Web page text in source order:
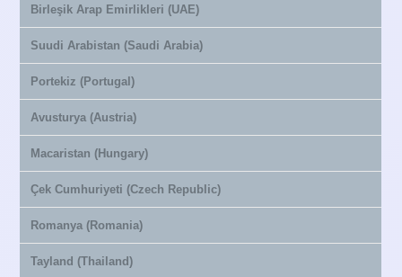
Birleşik Arap Emirlikleri (UAE)
Suudi Arabistan (Saudi Arabia)
Portekiz (Portugal)
Avusturya (Austria)
Macaristan (Hungary)
Çek Cumhuriyeti (Czech Republic)
Romanya (Romania)
Tayland (Thailand)